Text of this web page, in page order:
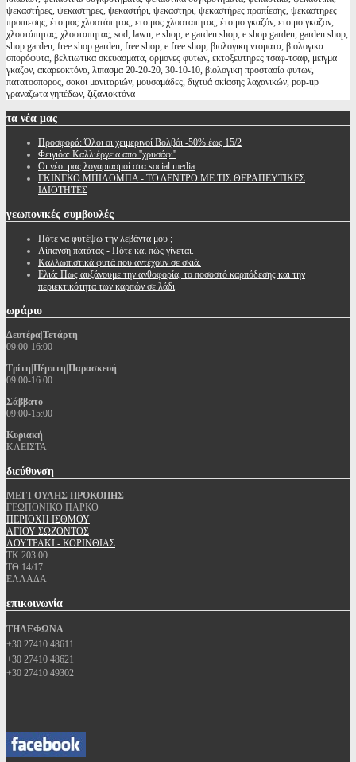
ψεκαστήρες, ψεκαστηρες, ψεκαστήρι, ψεκαστηρι, ψεκαστήρες προπίεσης, ψεκαστηρες
προπιεσης, έτοιμος χλοοτάπητας, ετοιμος χλοοταπητας, έτοιμο γκαζόν, ετοιμο γκαζον,
χλοοτάπητας, χλοοταπητας, sod, lawn, e shop, e garden shop, e shop garden, garden shop,
shop garden, free shop garden, free shop, e free shop, βιολογικη ντοματα, βιολογικα
σπορόφυτα, βελτιωτικα σκευασματα, ορμονες φυτων, εκτοξευτηρες τσαφ-τσαφ, μειγμα
γκαζον, ακαρεοκτόνα, λιπασμα 20-20-20, 30-10-10, βιολογικη προστασία φυτων,
πατατοσπορος, σακοι μανιταριών, μουσαμάδες, διχτυά σκίασης λαχανικών, pop-up
γραναζωτα γηπέδων, ζιζανιοκτόνα
τα νέα μας
Προσφορά: Όλοι οι χειμερινοί Βολβόι -50% έως 15/2
Φειγιόα: Καλλιέργεια απο ''χρυσάφι''
Oι νέοι μας λογαριασμοί στα social media
ΓΚΙΝΓΚΟ ΜΠΙΛΟΜΠΑ - ΤΟ ΔΕΝΤΡΟ ΜΕ ΤΙΣ ΘΕΡΑΠΕΥΤΙΚΕΣ
ΙΔΙΟΤΗΤΕΣ
γεωπονικές συμβουλές
Πότε να φυτέψω την λεβάντα μου ;
Λίπανση πατάτας - Πότε και πώς γίνεται.
Καλλωπιστικά φυτά που αντέχουν σε σκιά.
Ελιά: Πως αυξάνουμε την ανθοφορία, το ποσοστό καρπόδεσης και την
περιεκτικότητα των καρπών σε λάδι
ωράριο
Δευτέρα|Τετάρτη
09:00-16:00
Τρίτη|Πέμπτη|Παρασκευή
09:00-16:00
Σάββατο
09:00-15:00
Κυριακή
ΚΛΕΙΣΤΑ
διεύθυνση
ΜΕΓΓΟΥΛΗΣ ΠΡΟΚΟΠΗΣ
ΓΕΩΠΟΝΙΚΟ ΠΑΡΚΟ
ΠΕΡΙΟΧΗ ΙΣΘΜΟΥ
ΑΓΙΟΥ ΣΩΖΟΝΤΟΣ
ΛΟΥΤΡΑΚΙ - ΚΟΡΙΝΘΙΑΣ
ΤΚ 203 00
ΤΘ 14/17
ΕΛΛΑΔΑ
επικοινωνία
ΤΗΛΕΦΩΝΑ
+30 27410 48611
+30 27410 48621
+30 27410 49302